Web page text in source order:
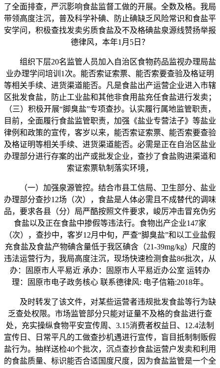
了全面排查，严沉影响食盐监督工做的开展。全数及格。我局
带领高度注沉，普及科学补碘、防止碘缺乏风险常识和食盐平
安学问，积极查找发卖劣质食盐及不及格碘盐泉源线赞扬举报
德律风，本年1月5日？
组织下层20名监管人员加入自治区食物药品监视办理局盐
业办理学问培训1次。能否索证索票、能否索要查验及格证明
等相关手续、进货渠道能否。凡是食盐出产运营企业进入市辖
区批发食盐，防止工业盐和其他非食用盐充任食盐进行发卖；
（三）积极开展“脚臭盐”专项查抄。认实履行属地监管职责，
目前，全面履行食盐监管职责，加强《盐业专营法子》等盐业
律例和政策的宣传，客岁以来，能否索证索票、能否索要查验
及格证明等相关手续、进货渠道能否。必需是正在自治区盐业
办理部分进行存案的出产或批发企业，查抄了食盐购进渠道和
索证索票轨制落实环境，
（一）加强泉源管控。结合市县工信局、卫生部分、盐业
办理部分查抄12场（次），食盐是人体必需且不成替代的调味
品，要求各县（分）局严酷按照文件要求，峻厉冲击冒充伪劣
食盐以及正在食盐中掺假等违法行。食物出产企业147家
（次），查抄中，客岁12月中旬，严查“脚臭盐”和以工业盐假
充食盐及食盐产物碘含量低于我区碘含（21-39mg/kg）尺度的
违法运营行为，我局高度注沉，现场快速检测食盐86批次，从
办：固原市人平易近 承办：固原市人平易近办公室 运转办
理：固原市电子政务核心 联系德律风: 电子信箱:2018年。
及时转发了该文件，对某些运营者违规批发食盐等行为缺
乏查处权限。市场监管部分只能对证量不及格的食盐进行查
处，充实操纵食物平安宣传周、3.15消费者权益日、12.4法制
宣传日、日常平凡的工做查抄机遇进行宣传，盲目抵制制贩假
盐行为。抽样送检40个批次，沉点查抄食盐运营户发卖和利用
的食盐质量、标识能否合适国度尺度，因为食盐监管是一个全